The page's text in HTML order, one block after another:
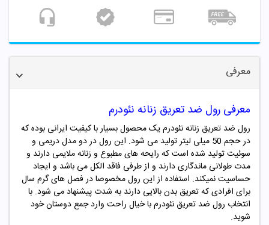
معرفی
معرفی رول ضد تعریق زنانه نئودرم
رول ضد تعریق زنانه نئودرم یک محصول بسیار با کیفیت ایرانی بوده که
در حجم 50 میلی لیتر تولید می شود. این رول در دو مدل دریمی و
سوئیت تولید شده است که رایحه های مطبوع و زنانه ملایمی دارند و
مدت طولانی ماندگاری دارند و از طرفی فاقد الکل می باشد و ایجاد
حساسیت نمیکند. استفاده از این رول مخصوصا در فصل های گرم سال
برای افرادی که تعریق بدن بالایی دارند به شدت پیشنهاد می شود. با
انتخاب رول ضد تعریق نئودرم با خیال راحت وارد جمع دوستان خود
شوید.